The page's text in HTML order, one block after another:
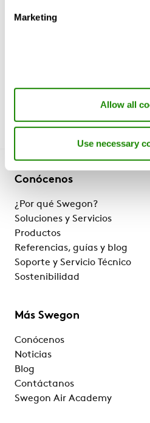
Marketing
Allow all
Use necessary
Conócenos
¿Por qué Swegon?
Soluciones y Servicios
Productos
Referencias, guías y blog
Soporte y Servicio Técnico
Sostenibilidad
Más Swegon
Conócenos
Noticias
Blog
Contáctanos
Swegon Air Academy